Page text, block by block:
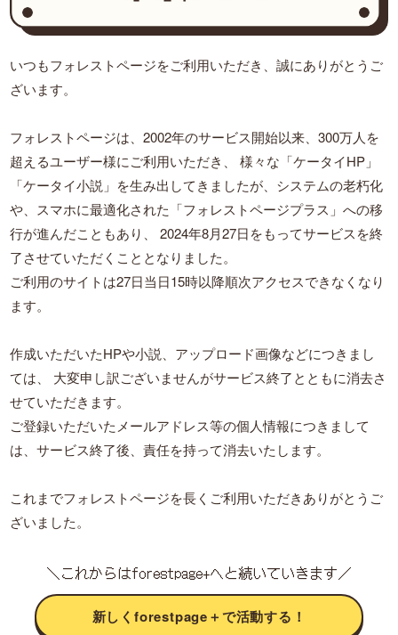
いつもフォレストページをご利用いただき、誠にありがとうご
ざいます。
フォレストページは、2002年のサービス開始以来、300万人を
超えるユーザー様にご利用いただき、
様々な「ケータイHP」
「ケータイ小説」を生み出してきましたが、システムの老朽化
や、スマホに最適化された「フォレストページプラス」への移
行が進んだこともあり、
2024年8月27日をもってサービスを終
了させていただくこととなりました。
ご利用のサイトは27日当日15時以降順次アクセスできなくなり
ます。
作成いただいたHPや小説、アップロード画像などにつきまし
ては、
大変申し訳ございませんがサービス終了とともに消去さ
せていただきます。
ご登録いただいたメールアドレス等の個人情報につきまして
は、サービス終了後、責任を持って消去いたします。
これまでフォレストページを長くご利用いただきありがとうご
ざいました。
＼これからはforestpage+へと続いていきます／
新しくforestpage＋で活動する！